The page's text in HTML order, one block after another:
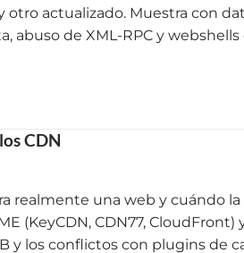
otro actualizado. Muestra con
abuso de XML-RPC y
CDN
realmente una web y cuándo
(KeyCDN, CDN77,
y los conflictos con plugins de